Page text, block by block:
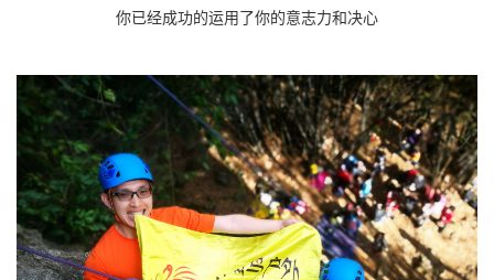
你已经成功的运用了你的意志力和决心